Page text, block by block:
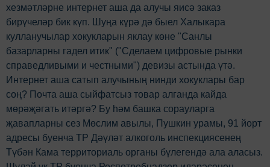
хезмәтләрне интернет аша да алучы яисә заказ
бирүчеләр бик күп. Шуңа күрә дә быел Халыкара
кулланучылар хокукларын яклау көне "Санлы
базарларны гадел итик" ("Сделаем цифровые рынки
справедливыми и честными") девизы астында үтә.
Интернет аша сатып алучының нинди хокуклары бар
соң? Почта аша сыйфатсыз товар алганда кайда
мөрәҗәгать итәргә? Бу һәм башка сорауларга
җавапларны сез Мөслим авылы, Пушкин урамы, 91 йорт
адресы буенча ТР Дәүләт алкоголь инспекциясенең
Түбән Кама территориаль органы бүлегендә ала аласыз.